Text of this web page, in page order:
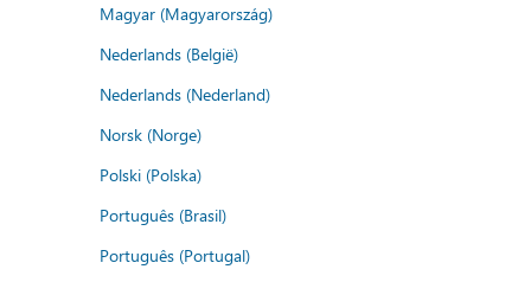
Magyar (Magyarország)
Nederlands (België)
Nederlands (Nederland)
Norsk (Norge)
Polski (Polska)
Português (Brasil)
Português (Portugal)